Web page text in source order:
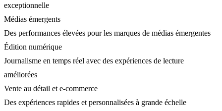
exceptionnelle
Médias émergents
Des performances élevées pour les marques de médias émergentes
Édition numérique
Journalisme en temps réel avec des expériences de lecture
améliorées
Vente au détail et e-commerce
Des expériences rapides et personnalisées à grande échelle